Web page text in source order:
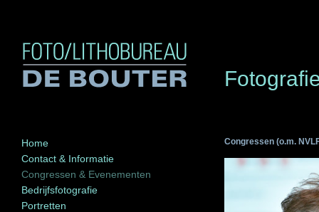
Home
Contact & Informatie
Congressen & Evenementen
Bedrijfsfotografie
Portretten
Congressen (o.m.